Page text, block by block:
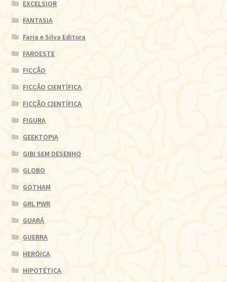
EXCELSIOR
FANTASIA
Faria e Silva Editora
FAROESTE
FICÇÃO
FICÇÃO CIENTÍFICA
FICÇÃO CIENTÍFICA
FIGURA
GEEKTOPIA
GIBI SEM DESENHO
GLOBO
GOTHAM
GRL PWR
GUARÁ
GUERRA
HERÓICA
HIPOTÉTICA